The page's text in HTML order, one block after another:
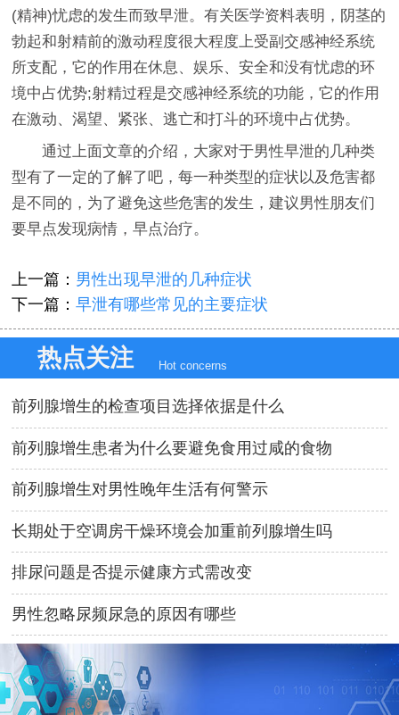
(精神)忧虑的发生而致早泄。有关医学资料表明，阴茎的
勃起和射精前的激动程度很大程度上受副交感神经系统
所支配，它的作用在休息、娱乐、安全和没有忧虑的环
境中占优势;射精过程是交感神经系统的功能，它的作用
在激动、渴望、紧张、逃亡和打斗的环境中占优势。
通过上面文章的介绍，大家对于男性早泄的几种类
型有了一定的了解了吧，每一种类型的症状以及危害都
是不同的，为了避免这些危害的发生，建议男性朋友们
要早点发现病情，早点治疗。
上一篇： 男性出现早泄的几种症状
下一篇：早泄有哪些常见的主要症状
热点关注 Hot concerns
前列腺增生的检查项目选择依据是什么
前列腺增生患者为什么要避免食用过咸的食物
前列腺增生对男性晚年生活有何警示
长期处于空调房干燥环境会加重前列腺增生吗
排尿问题是否提示健康方式需改变
男性忽略尿频尿急的原因有哪些